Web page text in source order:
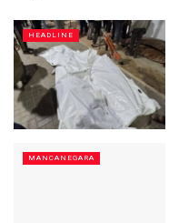
HEADLINE
MANCANEGARA